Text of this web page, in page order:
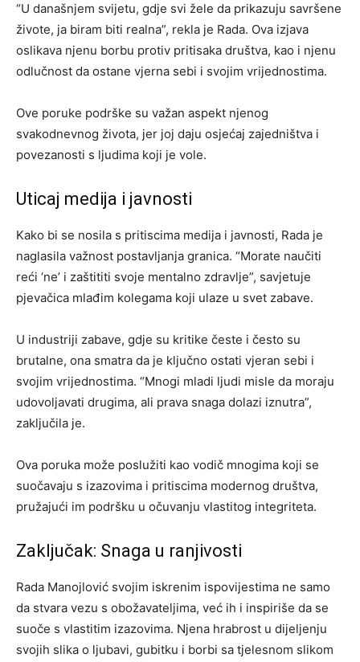
“U današnjem svijetu, gdje svi žele da prikazuju savršene
živote, ja biram biti realna”, rekla je Rada. Ova izjava
oslikava njenu borbu protiv pritisaka društva, kao i njenu
odlučnost da ostane vjerna sebi i svojim vrijednostima.
Ove poruke podrške su važan aspekt njenog
svakodnevnog života, jer joj daju osjećaj zajedništva i
povezanosti s ljudima koji je vole.
Uticaj medija i javnosti
Kako bi se nosila s pritiscima medija i javnosti, Rada je
naglasila važnost postavljanja granica. “Morate naučiti
reći ‘ne’ i zaštititi svoje mentalno zdravlje”, savjetuje
pjevačica mlađim kolegama koji ulaze u svet zabave.
U industriji zabave, gdje su kritike česte i često su
brutalne, ona smatra da je ključno ostati vjeran sebi i
svojim vrijednostima. “Mnogi mladi ljudi misle da moraju
udovoljavati drugima, ali prava snaga dolazi iznutra”,
zaključila je.
Ova poruka može poslužiti kao vodič mnogima koji se
suočavaju s izazovima i pritiscima modernog društva,
pružajući im podršku u očuvanju vlastitog integriteta.
Zaključak: Snaga u ranjivosti
Rada Manojlović svojim iskrenim ispovijestima ne samo
da stvara vezu s obožavateljima, već ih i inspiriše da se
suoče s vlastitim izazovima. Njena hrabrost u dijeljenju
svojih slika o ljubavi, gubitku i borbi sa tjelesnom slikom